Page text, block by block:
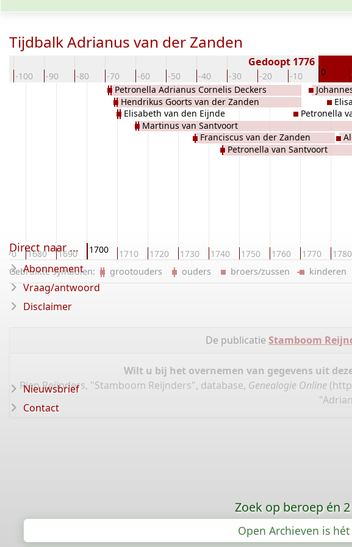
Tijdbalk Adrianus van der Zanden
-100 -90 -80 -70 -60 -50 -40 -30 -20 -10 0
Gedoopt 1776
1680 1690 1700 1710 1720 1730 1740 1750 1760 1770 1780
Petronella Adrianus Cornelis Deckers
Hendrikus Goorts van der Zanden
Elisabeth van den Eijnde
Martinus van Santvoort
Franciscus van der Zanden
Petronella van Santvoort
Petronella
Gebruikte symbolen: grootouders ouders broers/zussen kinderen
De publicatieStamboom
Wilt u bij het overnemen van gegevens uit
Rien Reijnders, "Stamboom Reijnders", database, Genealogie Online (
Direct naar ...
Abonnement
Vraag/antwoord
Disclaimer
Nieuwsbrief
Contact
Zoek op beroep én
Open Archieven is